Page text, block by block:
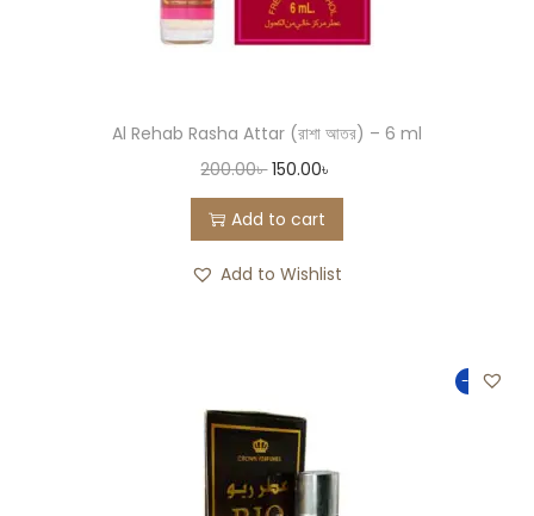
Al Rehab Rasha Attar (রাশা আতর) – 6 ml
200.00৳ 150.00৳
Add to cart
Add to Wishlist
-25%